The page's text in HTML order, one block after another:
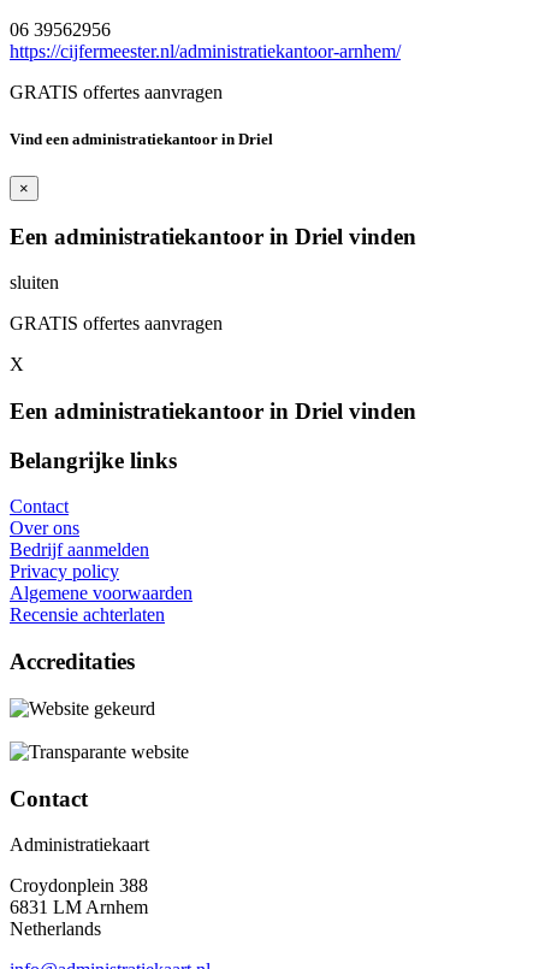
06 39562956
https://cijfermeester.nl/administratiekantoor-arnhem/
GRATIS offertes aanvragen
Vind een administratiekantoor in Driel
×
Een administratiekantoor in Driel vinden
sluiten
GRATIS offertes aanvragen
X
Een administratiekantoor in Driel vinden
Belangrijke links
Contact
Over ons
Bedrijf aanmelden
Privacy policy
Algemene voorwaarden
Recensie achterlaten
Accreditaties
Contact
Administratiekaart
Croydonplein 388
6831 LM Arnhem
Netherlands